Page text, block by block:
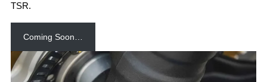
TSR.
Coming Soon…